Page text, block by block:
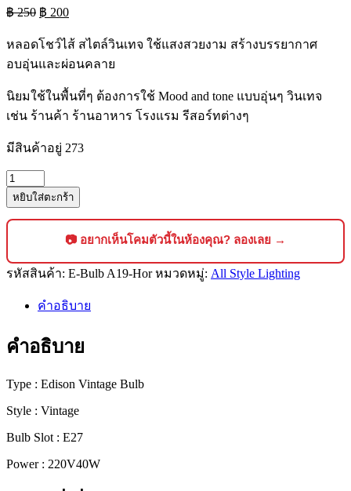
฿250 Original
price
was:
฿ 200Current
price
is:
หลอดโชว์ไส้ สไตล์วินเทจ ใช้แสงสวยงาม สร้างบรรยากาศ
อบอุ่นและผ่อนคลาย
นิยมใช้ในพื้นที่ๆ ต้องการใช้ Mood and tone แบบอุ่นๆ วินเทจ
เช่น ร้านค้า ร้านอาหาร โรงแรม รีสอร์ทต่างๆ
มีสินค้าอยู่ 273
จำนวน
E-
Bulb
A19-
ชิ้น
หยิบใส่ตะกร้า
📷 อยากเห็นโคมตัวนี้ในห้องคุณ? ลองเลย →
รหัสสินค้า: E-Bulb A19-Hor หมวดหมู่: All Style Lighting
คำอธิบาย
คำอธิบาย
Type : Edison Vintage Bulb
Style : Vintage
Bulb Slot : E27
Power : 220V40W